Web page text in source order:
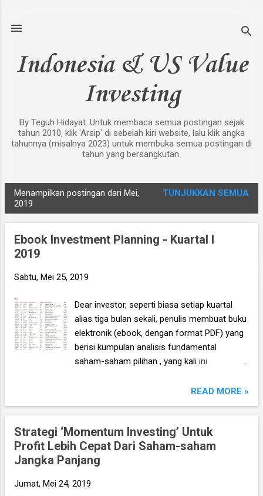
Indonesia & US Value
Investing
By Teguh Hidayat. Untuk membaca semua postingan sejak
tahun 2010, klik 'Arsip' di sebelah kiri website, lalu klik angka
tahunnya (misalnya 2023) untuk membuka semua postingan di
tahun yang bersangkutan.
o
Menampilkan postingan dari Mei,
2019
TUNJUKKAN SEMUA
Ebook Investment Planning - Kuartal I
2019
Sabtu, Mei 25, 2019
Dear investor, seperti biasa setiap kuartal
alias tiga bulan sekali, penulis membuat buku
elektronik (ebook, dengan format PDF) yang
berisi kumpulan analisis fundamental
saham-saham pilihan , yang kali ini
emiten untuk periode Kuartal I 2019 . Ebook
anda (dan juga bagi penulis sendiri) untuk
memilih saham yang bagus untuk trading
jangka pendek, investasi jangka menengah,
dan panjang.
READ MORE »
Strategi ‘Momentum Investing’ Untuk
Profit Lebih Cepat Dari Saham-saham
Jangka Panjang
Jumat, Mei 24, 2019